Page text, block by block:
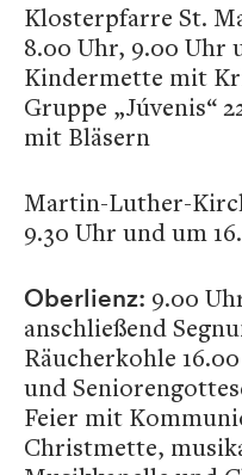
Klosterpfarre St.
8.00 Uhr, 9.00 Uhr
Kindermette mit
Gruppe „Júvenis“
mit Bläsern
Martin-Luther-
9.30 Uhr und um
Oberlienz: 9.00
anschließend
Räucherkohle
und
Feier mit
Christmette,